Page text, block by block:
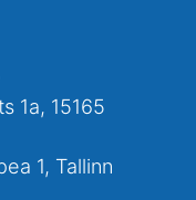
1a, 15165
1, Tallinn